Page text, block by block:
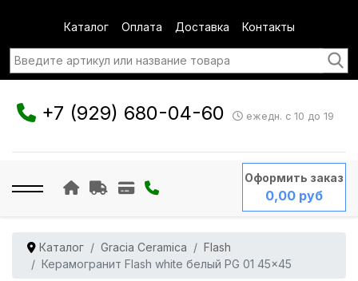
Каталог Оплата Доставка Контакты
+7 (929) 680-04-60 ежедн. с 10 до 19
Оформить заказ
0,00 руб
Каталог Gracia Ceramica
Flash
Керамогранит Flash white белый PG 01 45x45